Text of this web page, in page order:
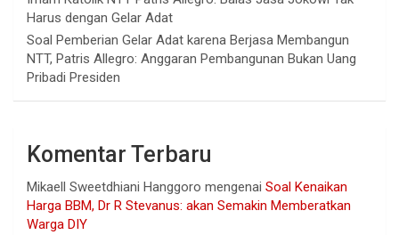
Harus dengan Gelar Adat
Soal Pemberian Gelar Adat karena Berjasa Membangun
NTT, Patris Allegro: Anggaran Pembangunan Bukan Uang
Pribadi Presiden
Komentar Terbaru
Mikaell Sweetdhiani Hanggoro mengenai Soal Kenaikan
Harga BBM, Dr R Stevanus: akan Semakin Memberatkan
Warga DIY